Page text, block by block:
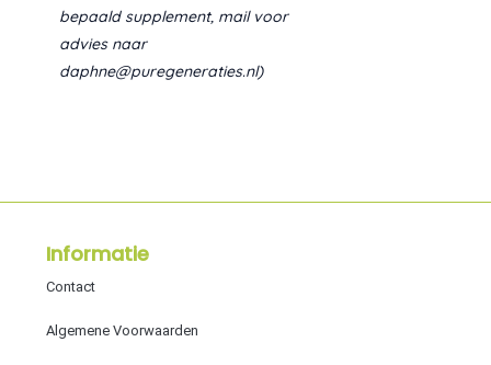
bepaald supplement, mail voor
advies naar
daphne@puregeneraties.nl)
Informatie
Contact
Algemene Voorwaarden